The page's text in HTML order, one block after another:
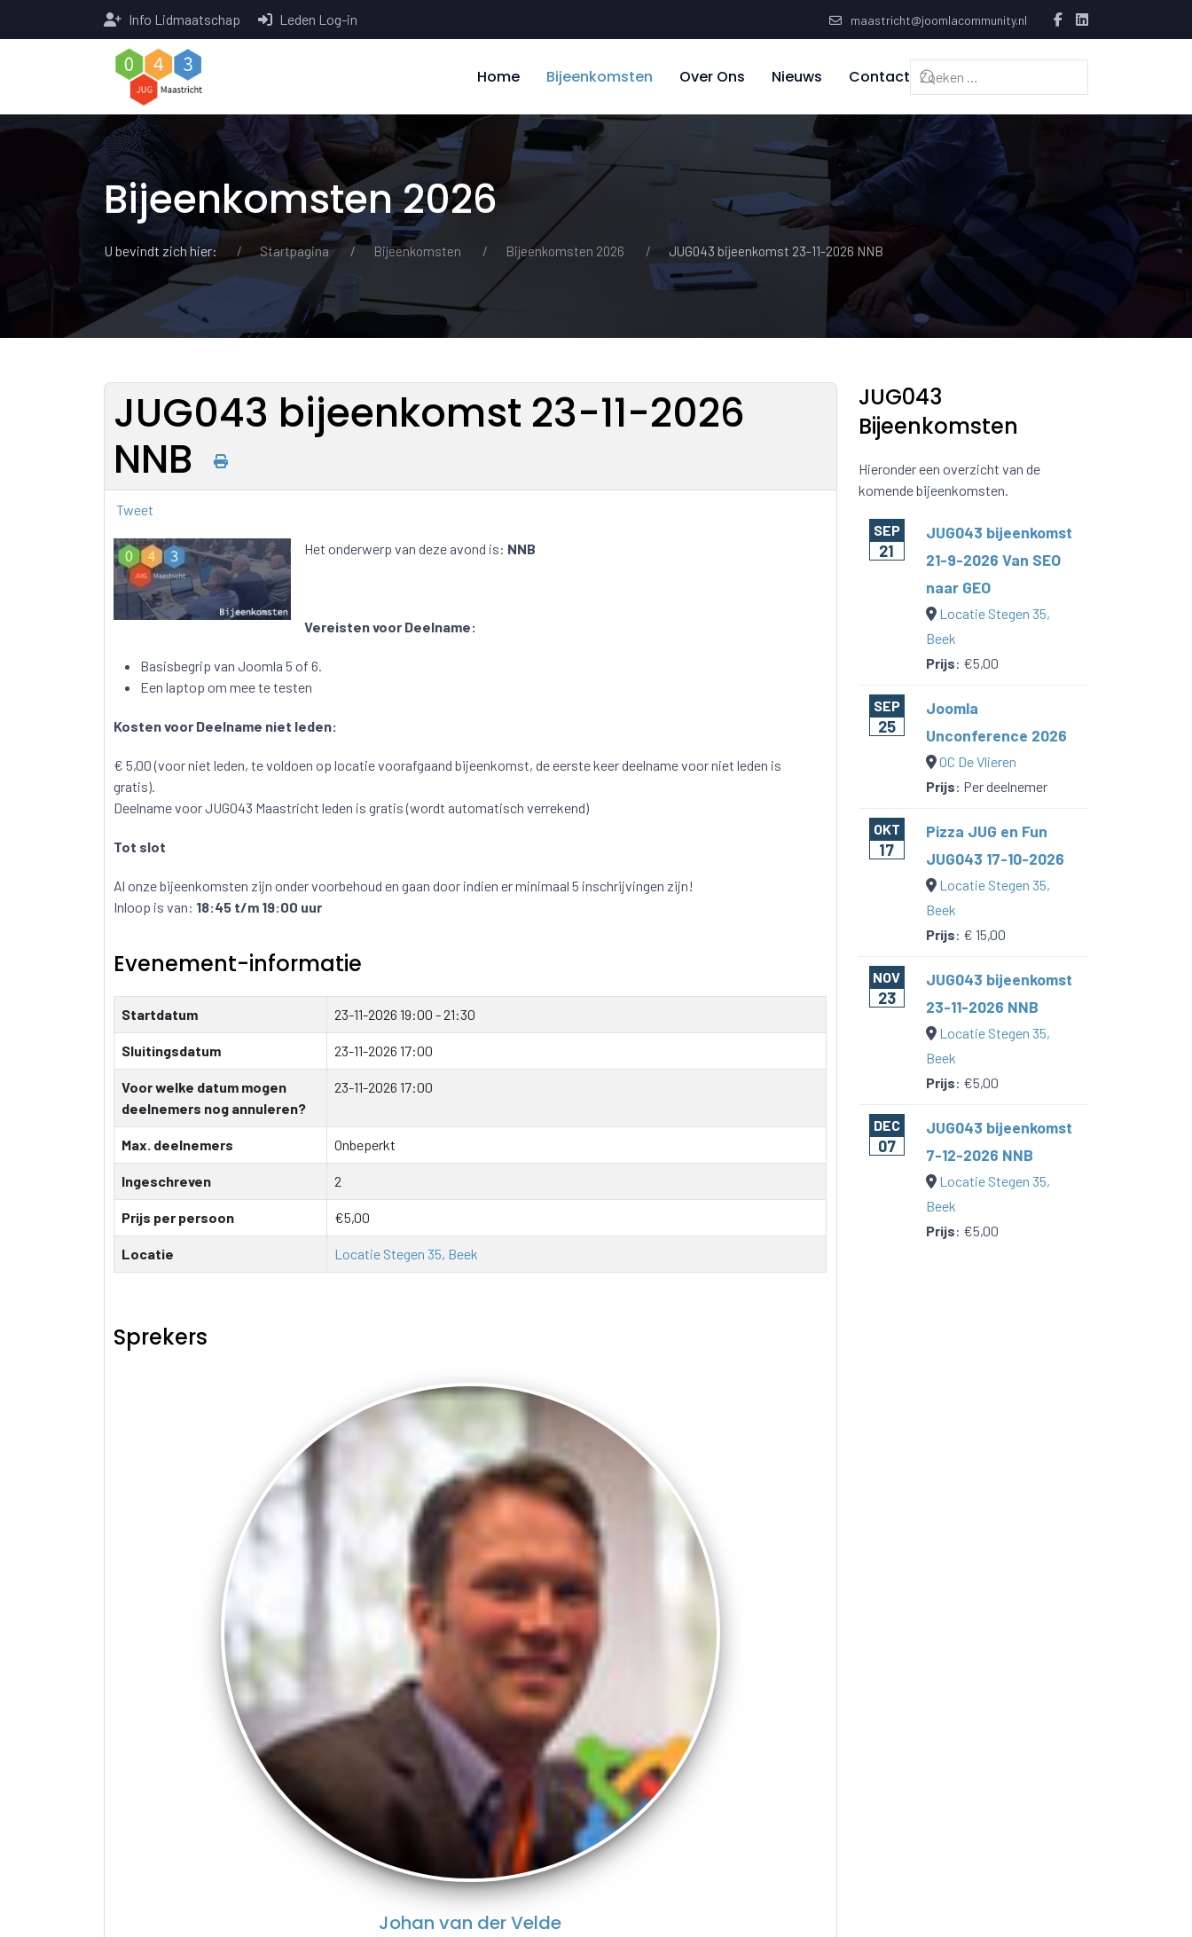
Info Lidmaatschap Leden Log-in maastricht@joomlacommunity.nl
Home Bijeenkomsten Over Ons Nieuws Contact
Bijeenkomsten 2026
U bevindt zich hier: Startpagina Bijeenkomsten Bijeenkomsten 2026 JUG043 bijeenkomst 23-11-2026 NNB
JUG043 bijeenkomst 23-11-2026
NNB
Tweet
Het onderwerp van deze avond is: NNB
Vereisten voor Deelname:
Basisbegrip van Joomla 5 of 6.
Een laptop om mee te testen
Kosten voor Deelname niet leden:
€ 5,00 (voor niet leden, te voldoen op locatie voorafgaand bijeenkomst, de eerste keer deelname voor niet leden is
gratis).
Deelname voor JUG043 Maastricht leden is gratis (wordt automatisch verrekend)
Tot slot
Al onze bijeenkomsten zijn onder voorbehoud en gaan door indien er minimaal 5 inschrijvingen zijn!
Inloop is van: 18:45 t/m 19:00 uur
Evenement-informatie
Startdatum 23-11-2026 19:00 - 21:30
Sluitingsdatum 23-11-2026 17:00
Voor welke datum mogen
deelnemers nog annuleren?
23-11-2026 17:00
Max. deelnemers Onbeperkt
Ingeschreven 2
Prijs per persoon €5,00
Locatie Locatie Stegen 35, Beek
Sprekers
Johan van der Velde
JUG043
Bijeenkomsten
Hieronder een overzicht van de
komende bijeenkomsten.
SEP
21
JUG043 bijeenkomst
21-9-2026 Van SEO
naar GEO
Locatie Stegen 35,
Beek
Prijs: €5,00
SEP
25
Joomla
Unconference 2026
OC De Vlieren
Prijs: Per deelnemer
OKT
17
Pizza JUG en Fun
JUG043 17-10-2026
Locatie Stegen 35,
Beek
Prijs: € 15,00
NOV
23
JUG043 bijeenkomst
23-11-2026 NNB
Locatie Stegen 35,
Beek
Prijs: €5,00
DEC
07
JUG043 bijeenkomst
7-12-2026 NNB
Locatie Stegen 35,
Beek
Prijs: €5,00